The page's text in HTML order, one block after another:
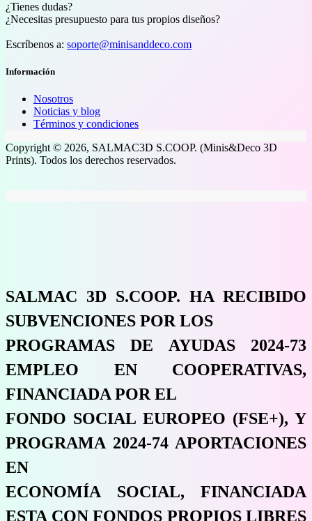
¿Tienes dudas?
¿Necesitas presupuesto para tus propios diseños?
Escríbenos a: soporte@minisanddeco.com
Información
Nosotros
Noticias y blog
Términos y condiciones
Copyright © 2026, SALMAC3D S.COOP. (Minis&Deco 3D
Prints). Todos los derechos reservados.
SALMAC 3D S.COOP. HA RECIBIDO
SUBVENCIONES POR LOS
PROGRAMAS DE AYUDAS 2024-73
EMPLEO EN COOPERATIVAS,
FINANCIADA POR EL
FONDO SOCIAL EUROPEO (FSE+), Y
PROGRAMA 2024-74 APORTACIONES
EN
ECONOMÍA SOCIAL, FINANCIADA
ESTA CON FONDOS PROPIOS LIBRES